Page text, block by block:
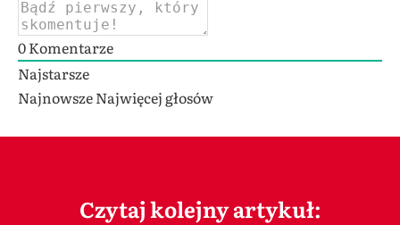
0Komentarze
Najstarsze
NajnowszeNajwięcej głosów
Czytaj kolejny artykuł: